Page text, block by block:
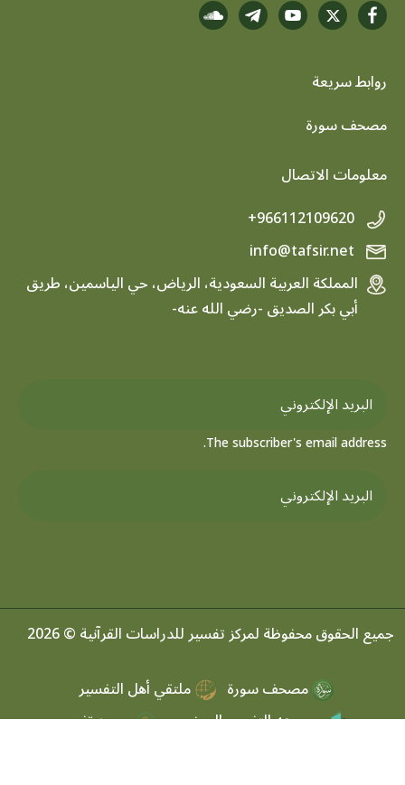
روابط سريعة
footer menu
مصحف سورة
معلومات الاتصال
+966112109620
المملكة العربية السعودية، الرياض، حي الياسمين، طريق
أبي بكر الصديق -رضي الله عنه-
The subscriber's email address.
جميع الحقوق محفوظة لمركز تفسير للدراسات القرآنية © 2026
مصحف سورة
ملتقي أهل التفسير
موسوعه التفسير الموضعي
مرصد تفسير